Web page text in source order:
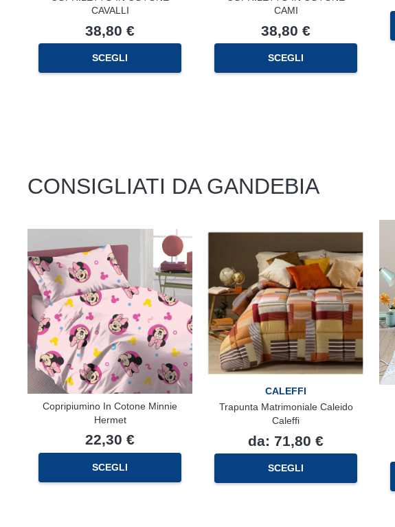
CAVALLI
38,80 €
SCEGLI
CAMI
38,80 €
SCEGLI
CONSIGLIATI DA GANDEBIA
Copripiumino In Cotone Minnie
Hermet
22,30 €
SCEGLI
CALEFFI
Trapunta Matrimoniale Caleido
Caleffi
da: 71,80 €
SCEGLI